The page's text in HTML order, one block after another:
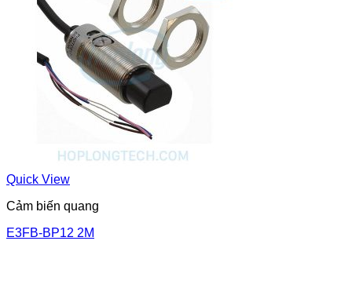
Quick View
Cảm biến quang
E3FB-BP12 2M